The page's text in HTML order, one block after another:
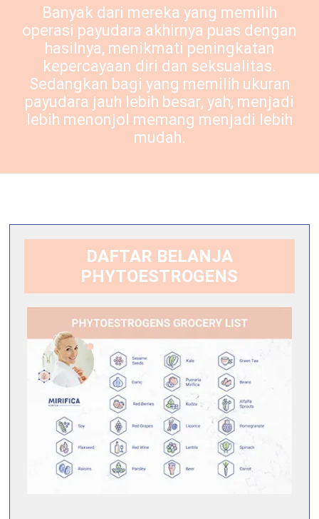
Banyak dari mereka yang memilih
operasi payudara akhirnya puas dengan
hasilnya, menikmati peningkatan
kepercayaan diri dan seksualitas.
Sedangkan bagi yang memilih ukuran
payudara jauh lebih besar, yah, menjadi
lebih menonjol memang menjadi lebih
mudah.
DAFTAR BELANJA
PHYTOESTROGENS